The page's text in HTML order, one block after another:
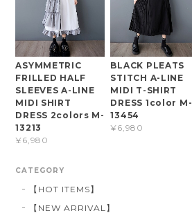
ASYMMETRIC
FRILLED HALF
SLEEVES A-LINE
MIDI SHIRT
DRESS 2colors M-
13213
¥6,980
BLACK PLEATS
STITCH A-LINE
MIDI T-SHIRT
DRESS 1color M-
13454
¥6,980
CATEGORY
【HOT ITEMS】
【NEW ARRIVAL】